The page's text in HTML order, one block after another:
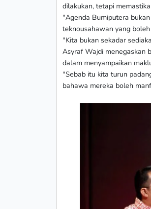
dilakukan, tetapi
"Agenda Bumiputera
teknousahawan yang
"Kita bukan sekadar
Asyraf Wajdi menegaskan
dalam menyampaikan
"Sebab itu kita turun
bahawa mereka boleh